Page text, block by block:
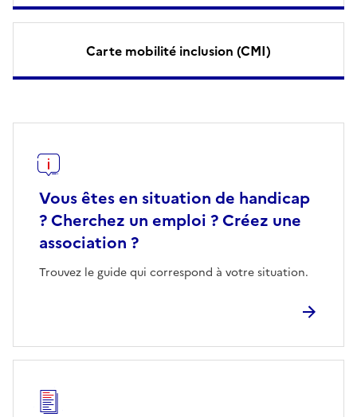
Carte mobilité inclusion (CMI)
Vous êtes en situation de handicap
? Cherchez un emploi ? Créez une
association ?
Trouvez le guide qui correspond à votre situation.